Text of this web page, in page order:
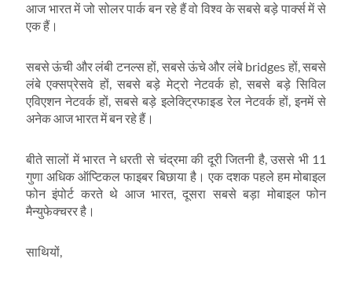
आज भारत में जो सोलर पार्क बन रहे हैं वो विश्व के सबसे बड़े पार्क्स में से
एक हैं।
सबसे ऊंची और लंबी टनल्स हों, सबसे ऊंचे और लंबे bridges हों, सबसे
लंबे एक्सप्रेसवे हों, सबसे बड़े मेट्रो नेटवर्क हो, सबसे बड़े सिविल
एविएशन नेटवर्क हों, सबसे बड़े इलेक्ट्रिफाइड रेल नेटवर्क हों, इनमें से
अनेक आज भारत में बन रहे हैं।
बीते सालों में भारत ने धरती से चंद्रमा की दूरी जितनी है, उससे भी 11
गुणा अधिक ऑप्टिकल फाइबर बिछाया है। एक दशक पहले हम मोबाइल
फोन इंपोर्ट करते थे आज भारत, दूसरा सबसे बड़ा मोबाइल फोन
मैन्युफेक्चरर है।
साथियों,